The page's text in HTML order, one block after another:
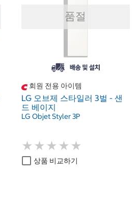
품절
회원 전용 아이템
LG 오브제 스타일러 3벌 - 샌
드 베이지
LG Objet Styler 3P
★ ★ ★ ★ ★
★ ★ ★ ★ ★
상품 비교하기